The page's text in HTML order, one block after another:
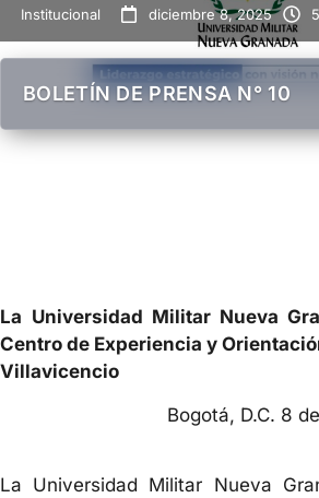
Institucional diciembre 8, 2025
BOLETÍN DE PRENSA N° 10
La Universidad Militar Nueva
Centro de Experiencia y
Villavicencio
Bogotá, D.C. 8
La Universidad Militar Nueva